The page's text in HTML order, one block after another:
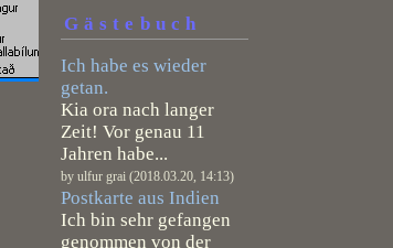
Gästebuch
Ich habe es wieder
getan.
Kia ora nach langer
Zeit! Vor genau 11
Jahren habe...
by ulfur grai (2018.03.20, 14:13)
Postkarte aus Indien
Ich bin sehr gefangen
genommen von der